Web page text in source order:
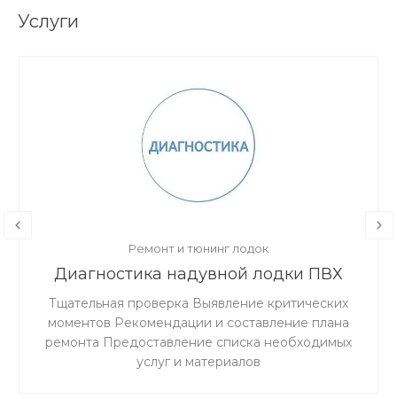
Услуги
Ремонт и тюнинг лодок
Диагностика надувной лодки ПВХ
Тщательная проверка Выявление критических
моментов Рекомендации и составление плана
ремонта Предоставление списка необходимых
услуг и материалов